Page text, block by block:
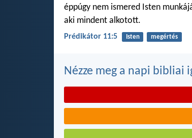
éppúgy nem ismered Isten
aki mindent alkotott.
Prédikátor 11:5 Isten megértés
Nézze meg a napi bibliai